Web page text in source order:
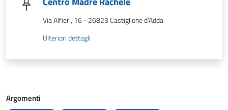
Via Alfieri, 16 - 26823 Castiglione d'Adda
Ulteriori dettagli
Argomenti